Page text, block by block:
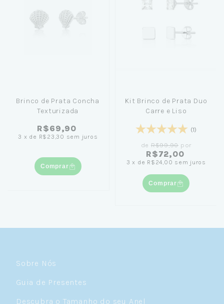
Brinco de Prata Concha
Texturizada
R$69,90
3 x de R$23,30 sem juros
Comprar
Kit Brinco de Prata Duo
Carre e Liso
(1)
de R$99,90 por
R$72,00
3 x de R$24,00 sem juros
Comprar
Sobre Nós
Guia de Presentes
Descubra o Tamanho do seu Anel